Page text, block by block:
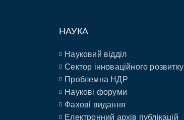
НАУКА
Науковий відділ
Сектор інноваційного розвитку
Проблемна НДР
Наукові форуми
Фахові видання
Електронний архів публікацій